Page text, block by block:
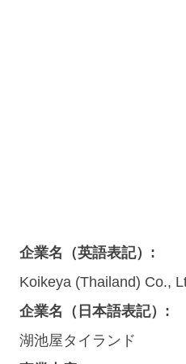
企業名（英語表記）:
Koikeya (Thailand) Co.,
企業名（日本語表記）:
湖池屋タイランド